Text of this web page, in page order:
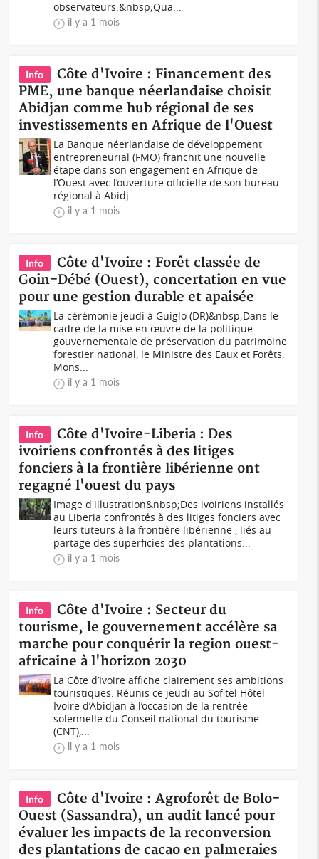
observateurs.&nbsp;Qua...
il y a 1 mois
Info
Côte d'Ivoire : Financement des
PME, une banque néerlandaise choisit
Abidjan comme hub régional de ses
investissements en Afrique de l'Ouest
La Banque néerlandaise de développement
entrepreneurial (FMO) franchit une nouvelle
étape dans son engagement en Afrique de
l’Ouest avec l’ouverture officielle de son bureau
régional à Abidj...
il y a 1 mois
Info
Côte d'Ivoire : Forêt classée de
Goin-Débé (Ouest), concertation en vue
pour une gestion durable et apaisée
La cérémonie jeudi à Guiglo (DR)&nbsp;Dans le
cadre de la mise en œuvre de la politique
gouvernementale de préservation du patrimoine
forestier national, le Ministre des Eaux et Forêts,
Mons...
il y a 1 mois
Info
Côte d'Ivoire-Liberia : Des
ivoiriens confrontés à des litiges
fonciers à la frontière libérienne ont
regagné l'ouest du pays
Image d'illustration&nbsp;Des ivoiriens installés
au Liberia confrontés à des litiges fonciers avec
leurs tuteurs à la frontière libérienne , liés au
partage des superficies des plantations...
il y a 1 mois
Info
Côte d'Ivoire : Secteur du
tourisme, le gouvernement accélère sa
marche pour conquérir la region ouest-
africaine à l'horizon 2030
La Côte d’Ivoire affiche clairement ses ambitions
touristiques. Réunis ce jeudi au Sofitel Hôtel
Ivoire d’Abidjan à l’occasion de la rentrée
solennelle du Conseil national du tourisme
(CNT),...
il y a 1 mois
Info
Côte d'Ivoire : Agroforêt de Bolo-
Ouest (Sassandra), un audit lancé pour
évaluer les impacts de la reconversion
des plantations de cacao en palmeraies